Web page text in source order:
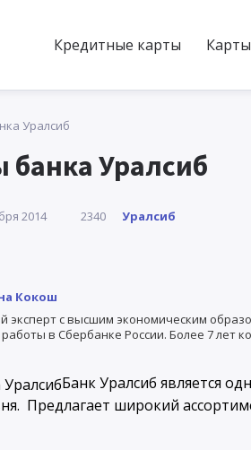
Кредитные карты
Уралсиб
банка Уралсиб
2014 2340 Уралсиб
Кокош
эксперт с высшим экономическим
в Сбербанке России. Более 7 лет
Банк Уралсиб является
Предлагает широкий